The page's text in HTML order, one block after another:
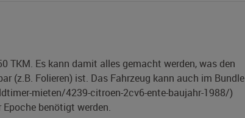
TKM. Es kann damit alles gemacht werden, was den
(z.B. Folieren) ist. Das Fahrzeug kann auch im Bundle
mieten/4239-citroen-2cv6-ente-baujahr-1988/)
Epoche benötigt werden.